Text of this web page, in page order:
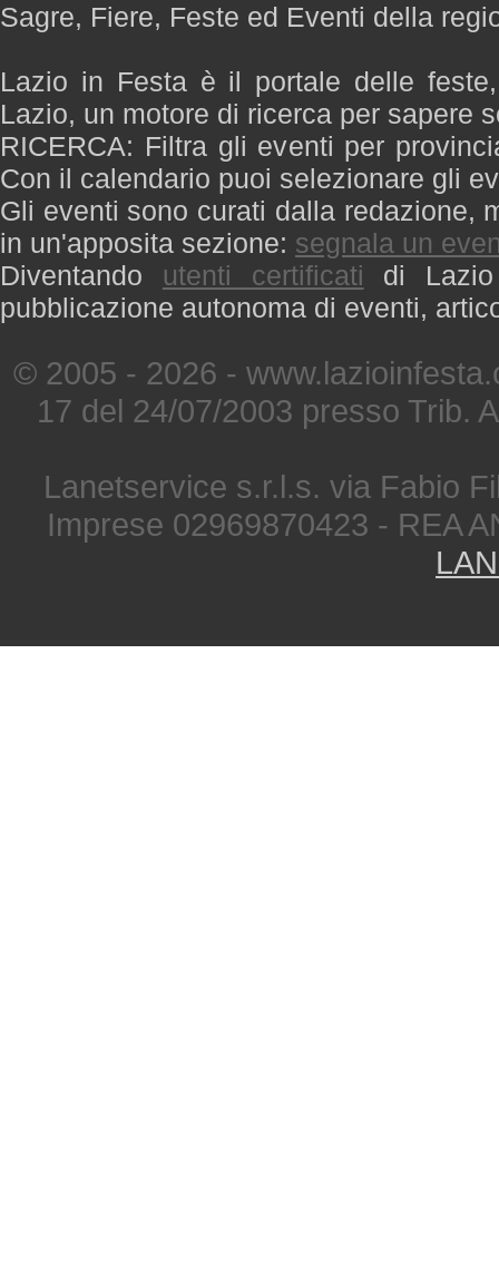
Sagre, Fiere, Feste ed Eventi della
Lazio in Festa è il portale delle
Lazio, un motore di ricerca per sapere
RICERCA: Filtra gli eventi per
Con il calendario puoi selezionare gli
Gli eventi sono curati dalla redazione,
in un'apposita sezione: segnala un
Diventando utenti certificati di
pubblicazione autonoma di eventi,
© 2005 - 2026 -
17 del 24/07/2003 presso Trib.
Lanetservice s.r.l.s. via Fabio
Imprese 02969870423 - REA